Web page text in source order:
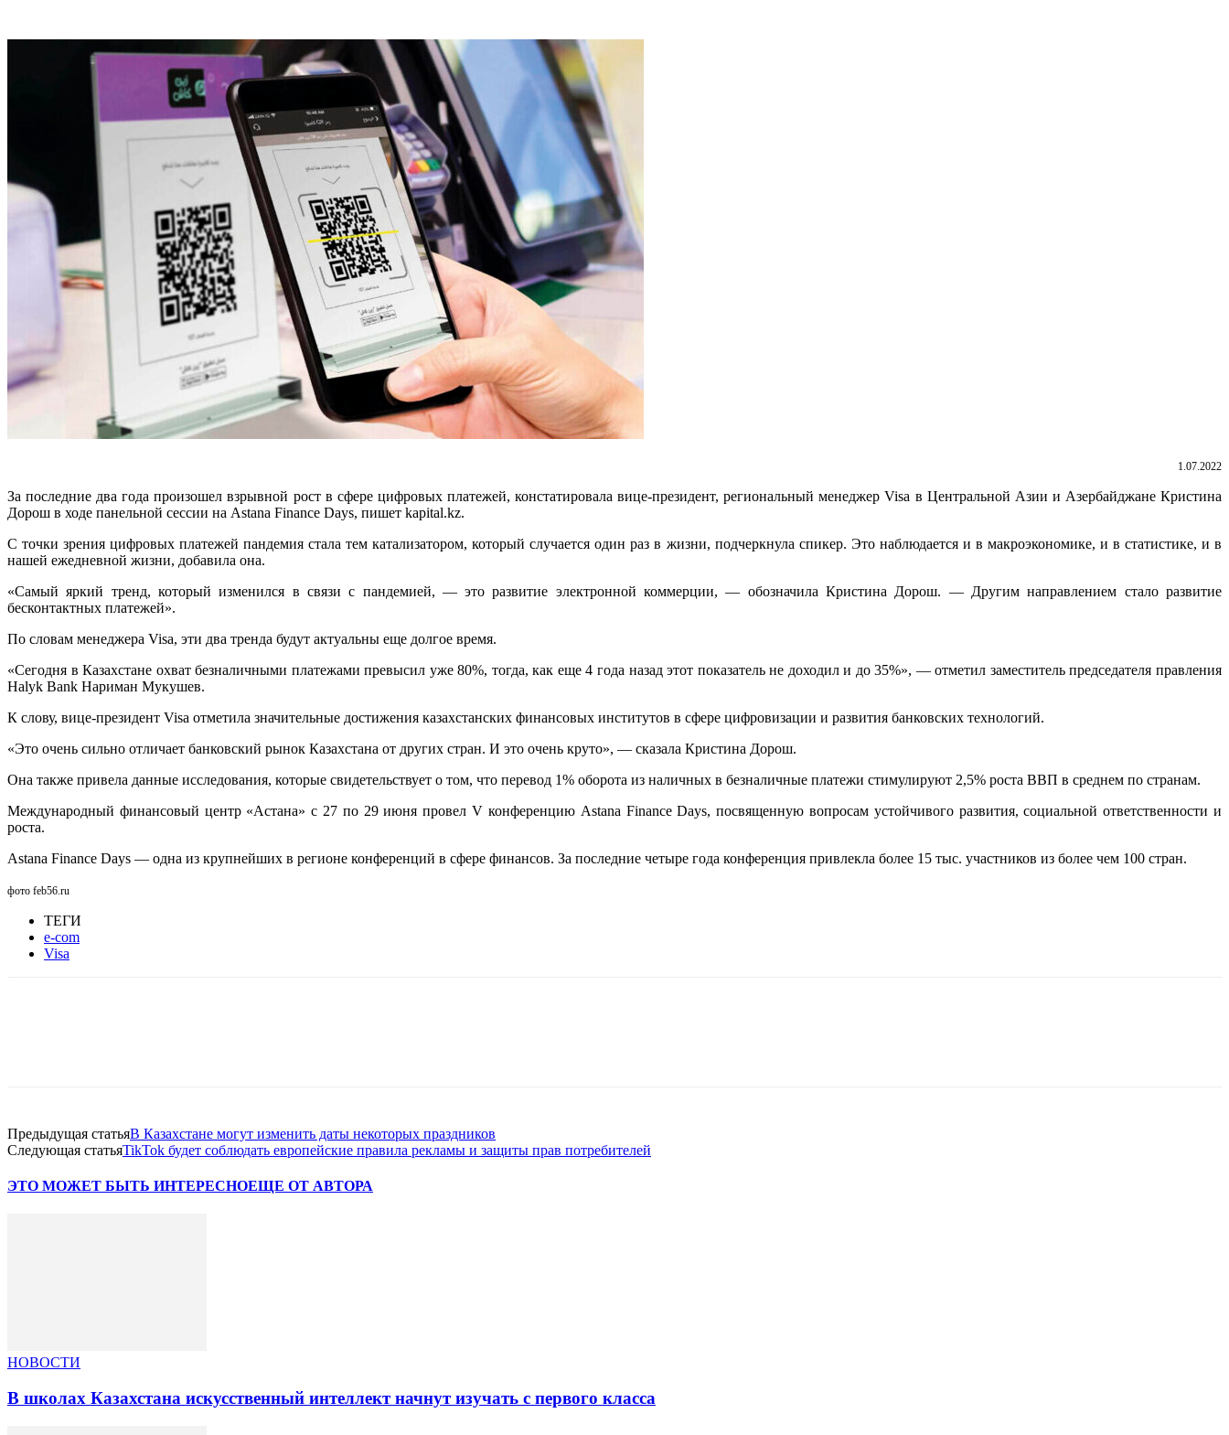
1.07.2022
За последние два года произошел взрывной рост в сфере цифровых платежей, констатировала вице-президент, региональный менеджер Visa в Центральной Азии и Азербайджане Кристина
Дорош в ходе панельной сессии на Astana Finance Days, пишет kapital.kz.
С точки зрения цифровых платежей пандемия стала тем катализатором, который случается один раз в жизни, подчеркнула спикер. Это наблюдается и в макроэкономике, и в статистике, и в
нашей ежедневной жизни, добавила она.
«Самый яркий тренд, который изменился в связи с пандемией, — это развитие электронной коммерции, — обозначила Кристина Дорош. — Другим направлением стало развитие
бесконтактных платежей».
По словам менеджера Visa, эти два тренда будут актуальны еще долгое время.
«Сегодня в Казахстане охват безналичными платежами превысил уже 80%, тогда, как еще 4 года назад этот показатель не доходил и до 35%», — отметил заместитель председателя правления
Halyk Bank Нариман Мукушев.
К слову, вице-президент Visa отметила значительные достижения казахстанских финансовых институтов в сфере цифровизации и развития банковских технологий.
«Это очень сильно отличает банковский рынок Казахстана от других стран. И это очень круто», — сказала Кристина Дорош.
Она также привела данные исследования, которые свидетельствует о том, что перевод 1% оборота из наличных в безналичные платежи стимулируют 2,5% роста ВВП в среднем по странам.
Международный финансовый центр «Астана» с 27 по 29 июня провел V конференцию Astana Finance Days, посвященную вопросам устойчивого развития, социальной ответственности и
роста.
Astana Finance Days — одна из крупнейших в регионе конференций в сфере финансов. За последние четыре года конференция привлекла более 15 тыс. участников из более чем 100 стран.
фото feb56.ru
ТЕГИ
e-com
Visa
Предыдущая статьяВ Казахстане могут изменить даты некоторых праздников
Следующая статьяTikTok будет соблюдать европейские правила рекламы и защиты прав потребителей
ЭТО МОЖЕТ БЫТЬ ИНТЕРЕСНОЕЩЕ ОТ АВТОРА
НОВОСТИ
В школах Казахстана искусственный интеллект начнут изучать с первого класса